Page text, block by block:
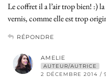
Le coffret il a l’air trop bien! :)
vernis, comme elle est trop
RÉPONDRE
AMELIE
AUTEUR/AUTRICE
2 DÉCEMBRE 2014 /